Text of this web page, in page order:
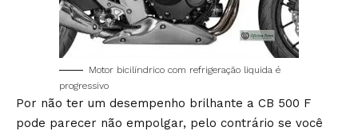
Motor bicilíndrico com refrigeração liquida é
progressivo
Por não ter um desempenho brilhante a CB 500 F
pode parecer não empolgar, pelo contrário se você